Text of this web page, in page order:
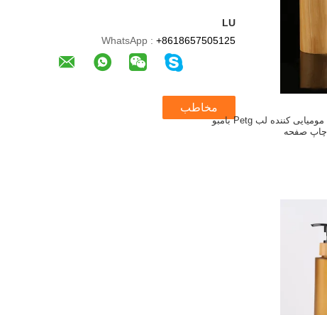
LU
WhatsApp : +8618657505125
مخاطب
5 میلی لیتر ظروف مومیایی کننده لب Petg بامبو
چاپ صفحه